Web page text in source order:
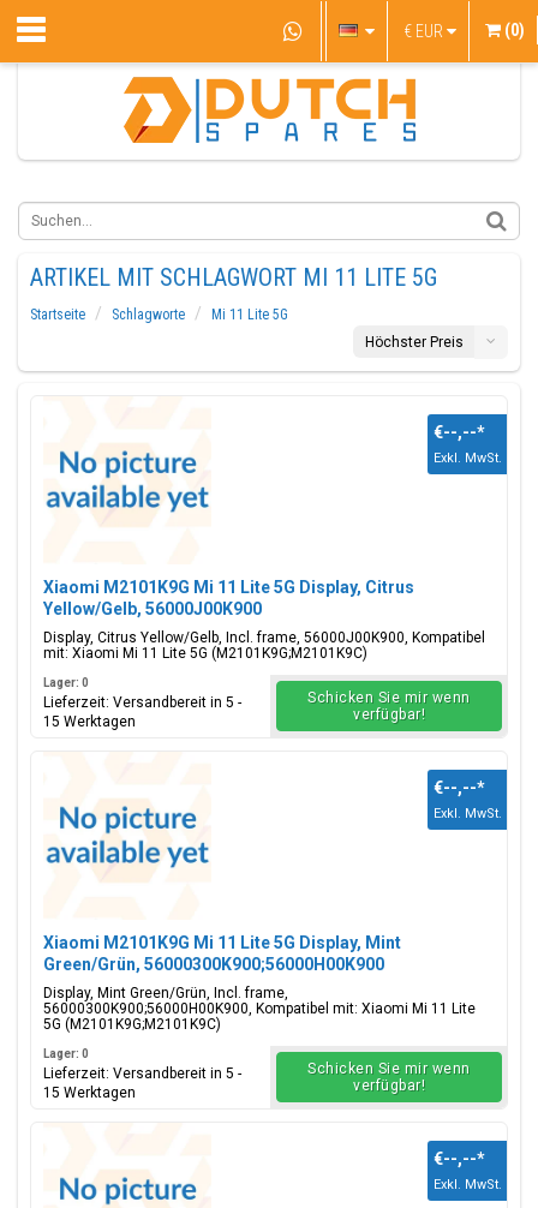
€ EUR (0)
ARTIKEL MIT SCHLAGWORT MI 11 LITE 5G
Startseite Schlagworte
Mi 11 Lite 5G
Höchster Preis
Xiaomi M2101K9G Mi 11 Lite 5G Display, Citrus
Yellow/Gelb, 56000J00K900
Display, Citrus Yellow/Gelb, Incl. frame, 56000J00K900, Kompatibel
mit: Xiaomi Mi 11 Lite 5G (M2101K9G;M2101K9C)
€--,--*
Exkl. MwSt.
Lager: 0
Lieferzeit: Versandbereit in 5 -
15 Werktagen
Schicken Sie mir wenn
verfügbar!
Xiaomi M2101K9G Mi 11 Lite 5G Display, Mint
Green/Grün, 56000300K900;56000H00K900
Display, Mint Green/Grün, Incl. frame,
56000300K900;56000H00K900, Kompatibel mit: Xiaomi Mi 11 Lite
5G (M2101K9G;M2101K9C)
€--,--*
Exkl. MwSt.
Lager: 0
Lieferzeit: Versandbereit in 5 -
15 Werktagen
Schicken Sie mir wenn
verfügbar!
€--,--*
Exkl. MwSt.